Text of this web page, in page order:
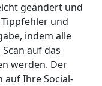
geändert und
und
indem alle
auf das
werden. Der
auf Ihre Social-